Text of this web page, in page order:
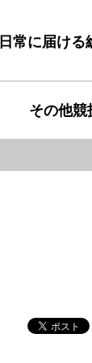
常に届ける
その他競